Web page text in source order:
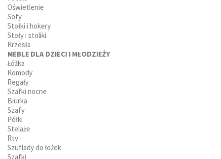
Oświetlenie
Sofy
Stołki i hokery
Stoły i stoliki
Krzesła
MEBLE DLA DZIECI I MŁODZIEŻY
Łóżka
Komody
Regały
Szafki nocne
Biurka
Szafy
Półki
Stelaże
Rtv
Szuflady do łożek
Szafki